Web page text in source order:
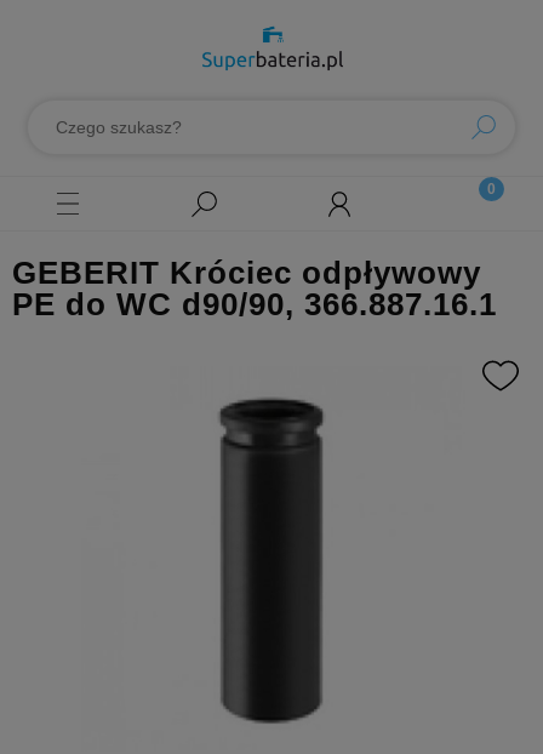
GEBERIT Króciec odpływowy
PE do WC d90/90, 366.887.16.1